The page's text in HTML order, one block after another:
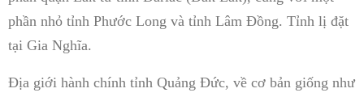
phần nhỏ tỉnh Phước Long và tỉnh Lâm Đồng. Tỉnh lị đặt
tại Gia Nghĩa.
Địa giới hành chính tỉnh Quảng Đức, về cơ bản giống như